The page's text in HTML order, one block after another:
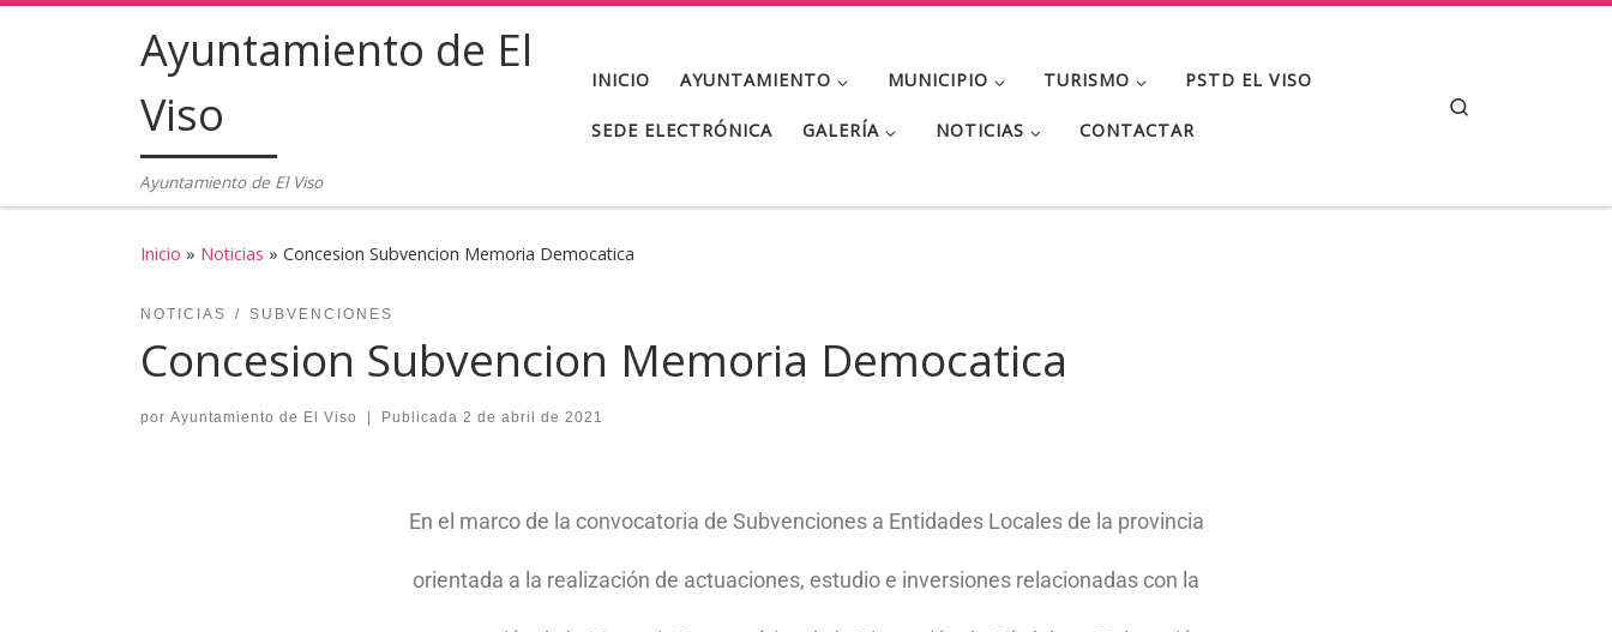
Saltar al contenidoAyuntamiento de El
Viso
Ayuntamiento de El Viso
INICIO AYUNTAMIENTO MUNICIPIO TURISMO PSTD EL VISO
SEDE ELECTRÓNICA GALERÍA NOTICIAS CONTACTAR
Inicio » Noticias » Concesion Subvencion Memoria Democatica
NOTICIAS SUBVENCIONES
Concesion Subvencion Memoria Democatica
por Ayuntamiento de El Viso Publicada 2 de abril de 2021
En el marco de la convocatoria de Subvenciones a Entidades Locales de la provincia
orientada a la realización de actuaciones, estudio e inversiones relacionadas con la